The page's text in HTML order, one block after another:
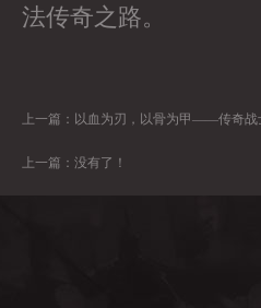
法传奇之路。
上一篇： 以血为刃，以骨为甲——传奇战
上一篇：没有了！